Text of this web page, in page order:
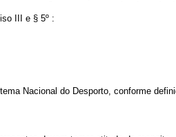
III e § 5º :
Nacional do Desporto, conforme